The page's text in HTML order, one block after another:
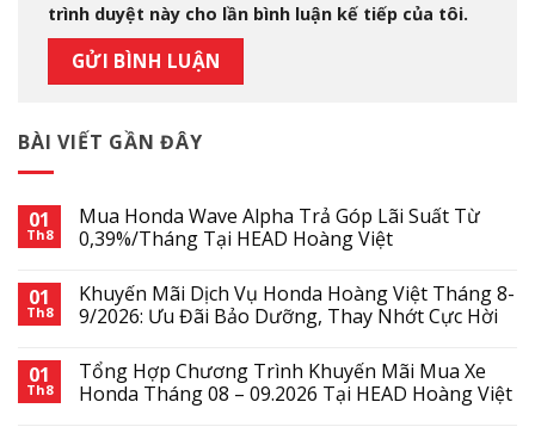
BÀI VIẾT GẦN ĐÂY
01
Th8
Mua Honda Wave Alpha Trả Góp Lãi Suất Từ
0,39%/Tháng Tại HEAD Hoàng Việt
01
Th8
Khuyến Mãi Dịch Vụ Honda Hoàng Việt Tháng 8-
9/2026: Ưu Đãi Bảo Dưỡng, Thay Nhớt Cực Hời
01
Th8
Tổng Hợp Chương Trình Khuyến Mãi Mua Xe
Honda Tháng 08 – 09.2026 Tại HEAD Hoàng Việt
trình duyệt này cho lần bình luận kế tiếp của tôi.